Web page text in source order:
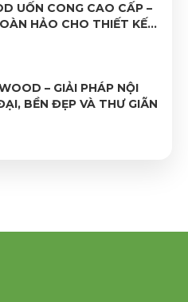
UỐN CONG CAO CẤP –
HẢO CHO THIẾT KẾ
ĐẠI
– GIẢI PHÁP NỘI
BỀN ĐẸP VÀ THƯ GIÃN
ĐẸP TỰ NHIÊN, ĐỘ BỀN